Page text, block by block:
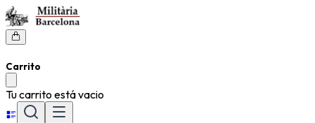
Carrito
Tu carrito está vacio